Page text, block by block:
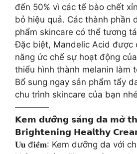
đến 50% vì các tế bào chết
bỏ hiệu quả. Các thành phần
phẩm skincare có thể tương
Đặc biệt, Mandelic Acid được
năng ức chế sự hoạt động
thiểu hình thành melanin làm
Bổ sung ngay sản phẩm tẩy
chu trình skincare của bạn
————
𝗞𝗲𝗺 𝗱𝘂̛𝗼̛̃𝗻𝗴 𝘀𝗮́𝗻𝗴 𝗱𝗮 𝗺𝗼̛̀
𝗕𝗿𝗶𝗴𝗵𝘁𝗲𝗻𝗶𝗻𝗴 𝗛𝗲𝗮𝗹𝘁𝗵𝘆
𝐔̛𝐮 đ𝐢𝐞̂̉𝐦: Kem dưỡng da với